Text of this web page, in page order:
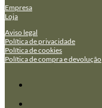
Empresa
Loja
Aviso legal
Política de privacidade
Política de cookies
Política de compra e devolução